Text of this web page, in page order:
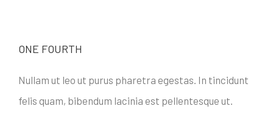
ONE FOURTH
Nullam ut leo ut purus pharetra egestas. In tincidunt
felis quam, bibendum lacinia est pellentesque ut.